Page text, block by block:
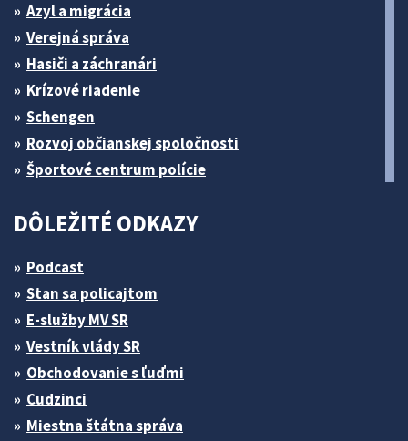
Azyl a migrácia
Verejná správa
Hasiči a záchranári
Krízové riadenie
Schengen
Rozvoj občianskej spoločnosti
Športové centrum polície
DÔLEŽITÉ ODKAZY
Podcast
Stan sa policajtom
E-služby MV SR
Vestník vlády SR
Obchodovanie s ľuďmi
Cudzinci
Miestna štátna správa